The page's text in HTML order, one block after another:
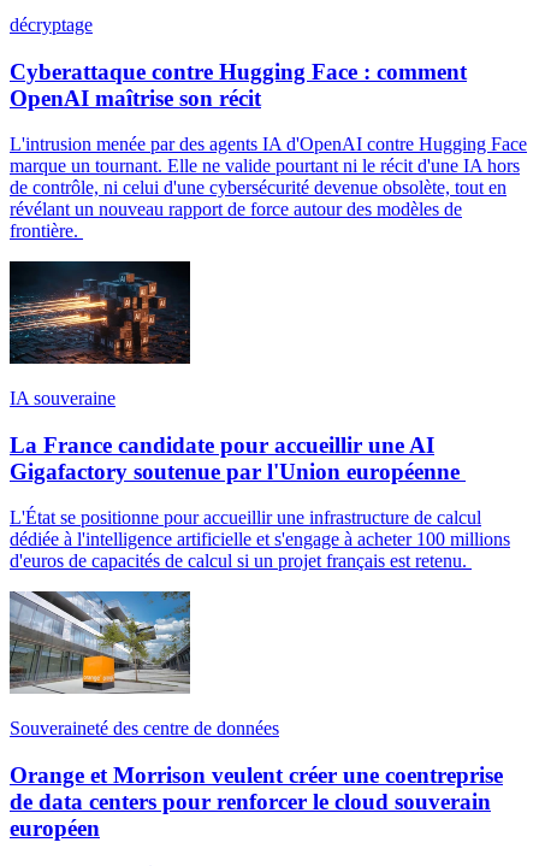
décryptage
Cyberattaque contre Hugging Face : comment
OpenAI maîtrise son récit
L'intrusion menée par des agents IA d'OpenAI contre Hugging Face
marque un tournant. Elle ne valide pourtant ni le récit d'une IA hors
de contrôle, ni celui d'une cybersécurité devenue obsolète, tout en
révélant un nouveau rapport de force autour des modèles de
frontière.
IA souveraine
La France candidate pour accueillir une AI
Gigafactory soutenue par l'Union européenne
L'État se positionne pour accueillir une infrastructure de calcul
dédiée à l'intelligence artificielle et s'engage à acheter 100 millions
d'euros de capacités de calcul si un projet français est retenu.
Souveraineté des centre de données
Orange et Morrison veulent créer une coentreprise
de data centers pour renforcer le cloud souverain
européen